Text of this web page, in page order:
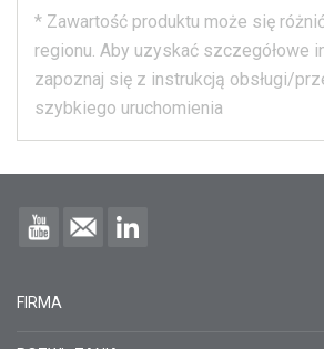
* Zawartość produktu może się
regionu. Aby uzyskać szczegółowe
zapoznaj się z instrukcją obsługi/
szybkiego uruchomienia
FIRMA